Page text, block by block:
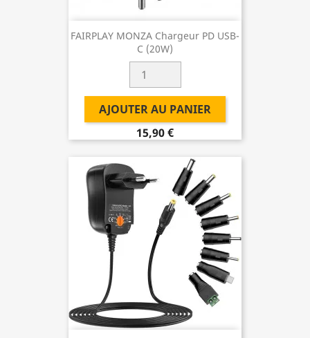
FAIRPLAY MONZA Chargeur PD USB-
C (20W)
AJOUTER AU PANIER
15,90 €